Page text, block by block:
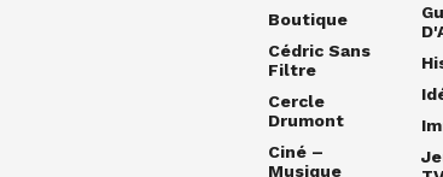
Boutique
Cédric Sans
Filtre
Cercle
Drumont
Ciné –
Musique